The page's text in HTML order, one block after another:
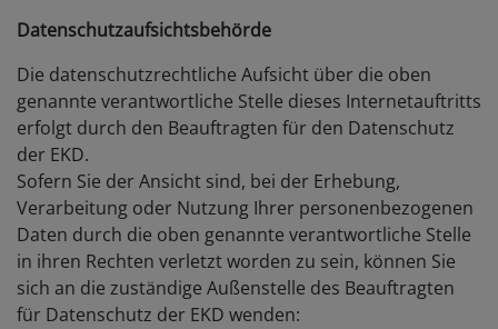
Datenschutzaufsichtsbehörde
Die datenschutzrechtliche Aufsicht über die oben
genannte verantwortliche Stelle dieses Internetauftritts
erfolgt durch den Beauftragten für den Datenschutz
der EKD.
Sofern Sie der Ansicht sind, bei der Erhebung,
Verarbeitung oder Nutzung Ihrer personenbezogenen
Daten durch die oben genannte verantwortliche Stelle
in ihren Rechten verletzt worden zu sein, können Sie
sich an die zuständige Außenstelle des Beauftragten
für Datenschutz der EKD wenden: